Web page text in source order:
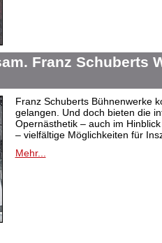
Franz Schuberts
Franz Schuberts Bühnenwerke
gelangen. Und doch bieten die
Opernästhetik – auch im
– vielfältige Möglichkeiten für
Mehr...